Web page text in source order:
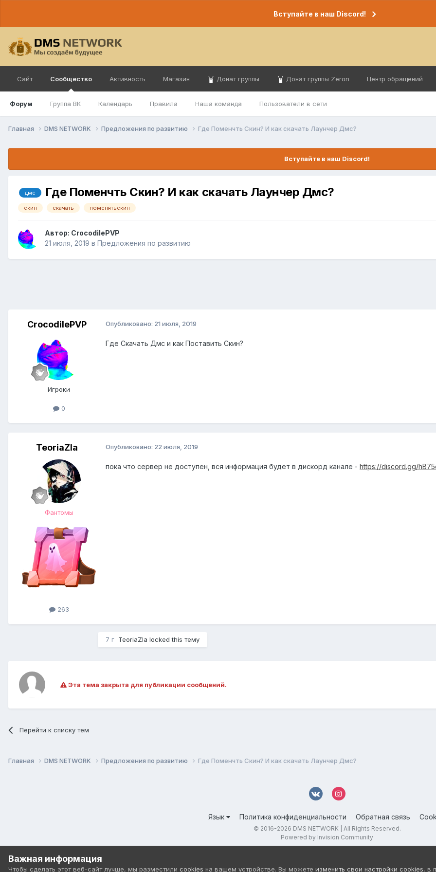
Вступайте в наш Discord!
Сайт Сообщество
Форум Группа ВК Календарь Правила Наша команда Пользователи в сети
Активность Магазин Донат группы Донат группы Zeron Центр обращений
Главная DMS NETWORK Предложения по развитию Где Поменчть Скин? И как скачать Лаунчер Дмс?
Вступайте в наш Discord!
дмс Где Поменчть Скин? И как скачать Лаунчер Дмс?
скин скачать поменятьскин
Автор: CrocodilePVP
21 июля, 2019 в Предложения по развитию
CrocodilePVP
Игроки
0
Опубликовано: 21 июля, 2019
Где Скачать Дмс и как Поставить Скин?
TeoriaZla
Фантомы
263
Опубликовано: 22 июля, 2019
пока что сервер не доступен, вся информация будет в дискорд канале - https://discord.gg/
7 г TeoriaZla locked this тему
Эта тема закрыта для публикации сообщений.
Перейти к списку тем
Главная DMS NETWORK Предложения по развитию Где Поменчть Скин? И как скачать Лаунчер Дмс?
Язык Политика конфиденциальности Обратная связь
© 2016-2026 DMS NETWORK | All Rights Reserved.
Powered by Invision Community
Важная информация
Чтобы сделать этот веб-сайт лучше, мы разместили cookies на вашем устройстве. Вы можете изменить свои настройки cookies, в